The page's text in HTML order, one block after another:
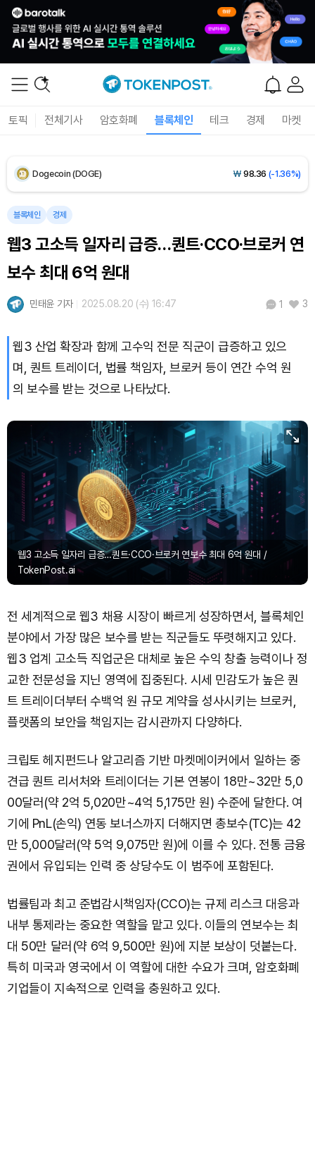
토픽 전체기사 암호화폐 블록체인 테크 경제 마켓
Solana (SOL) ₩ 103,467(-1.93%)
Bitcoin (BTC) 91,552,633(-0.45%)
블록체인 경제
웹3 고소득 일자리 급증…퀀트·CCO·브로커 연
보수 최대 6억 원대
민태윤 기자 2025.08.20 (수) 16:47 1 3
웹3 산업 확장과 함께 고수익 전문 직군이 급증하고 있으
며, 퀀트 트레이더, 법률 책임자, 브로커 등이 연간 수억 원
의 보수를 받는 것으로 나타났다.
웹3 고소득 일자리 급증…퀀트·CCO·브로커 연보수 최대 6억 원대 /
TokenPost.ai
전 세계적으로 웹3 채용 시장이 빠르게 성장하면서, 블록체인
분야에서 가장 많은 보수를 받는 직군들도 뚜렷해지고 있다.
웹3 업계 고소득 직업군은 대체로 높은 수익 창출 능력이나 정
교한 전문성을 지닌 영역에 집중된다. 시세 민감도가 높은 퀀
트 트레이더부터 수백억 원 규모 계약을 성사시키는 브로커,
플랫폼의 보안을 책임지는 감시관까지 다양하다.
크립토 헤지펀드나 알고리즘 기반 마켓메이커에서 일하는 중
견급 퀀트 리서처와 트레이더는 기본 연봉이 18만~32만 5,0
00달러(약 2억 5,020만~4억 5,175만 원) 수준에 달한다. 여
기에 PnL(손익) 연동 보너스까지 더해지면 총보수(TC)는 42
만 5,000달러(약 5억 9,075만 원)에 이를 수 있다. 전통 금융
권에서 유입되는 인력 중 상당수도 이 범주에 포함된다.
법률팀과 최고 준법감시책임자(CCO)는 규제 리스크 대응과
내부 통제라는 중요한 역할을 맡고 있다. 이들의 연보수는 최
대 50만 달러(약 6억 9,500만 원)에 지분 보상이 덧붙는다.
특히 미국과 영국에서 이 역할에 대한 수요가 크며, 암호화폐
기업들이 지속적으로 인력을 충원하고 있다.